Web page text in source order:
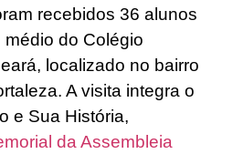
recebidos 36 alunos
do Colégio
localizado no bairro
A visita integra o
e Sua História,
da Assembleia